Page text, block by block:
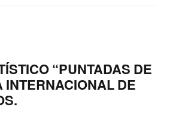
“PUNTADAS DE
INTERNACIONAL DE